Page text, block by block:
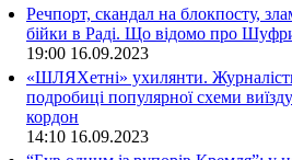
Речпорт, скандал на блокпосту,
бійки в Раді. Що відомо про
19:00 16.09.2023
«ШЛЯХетні» ухилянти.
подробиці популярної схеми
кордон
14:10 16.09.2023